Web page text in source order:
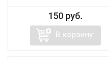
150 руб.
В корзину